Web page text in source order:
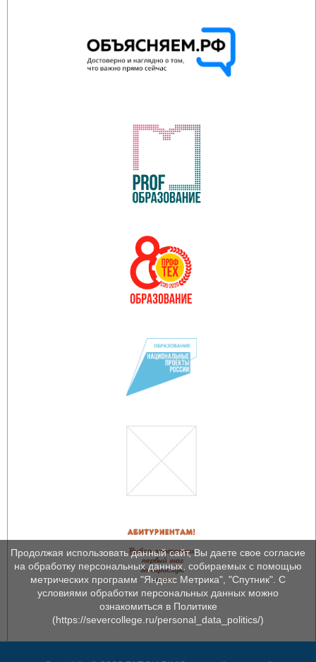
Продолжая использовать данный сайт, Вы даете свое согласие
на обработку персональных данных, собираемых с помощью
метрических программ "Яндекс Метрика", "Спутник". С
условиями обработки персональных данных можно
ознакомиться в Политике
(https://severcollege.ru/personal_data_politics/)